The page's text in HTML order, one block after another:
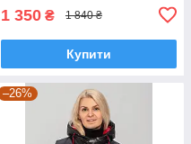
1 350 ₴ 1 840 ₴
Купити
–26%